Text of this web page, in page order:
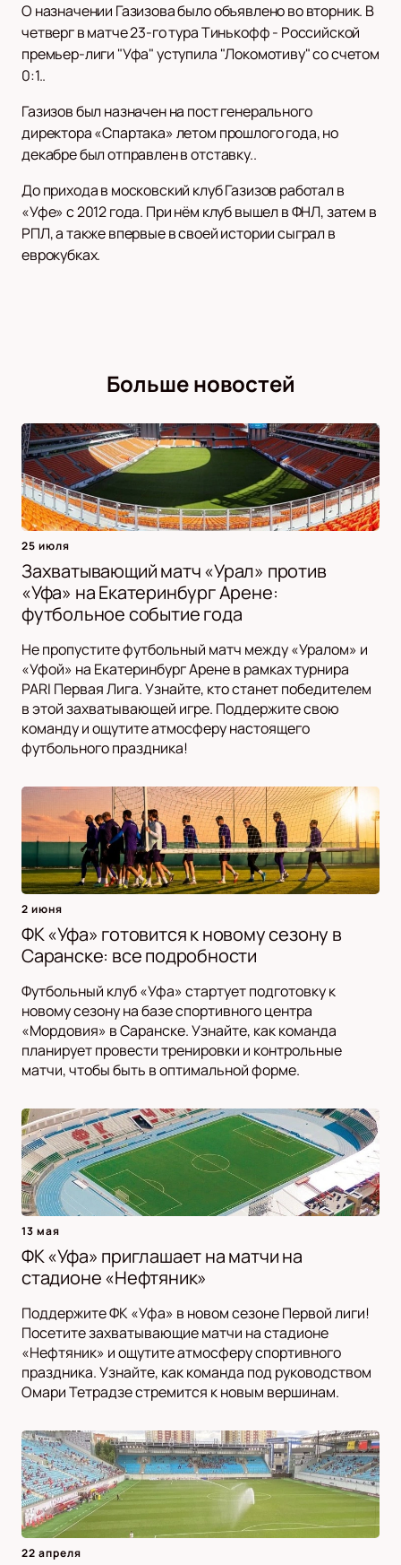
О назначении Газизова было объявлено во вторник. В
четверг в матче 23-го тура Тинькофф - Российской
премьер-лиги "Уфа" уступила "Локомотиву" со счетом
0:1..
Газизов был назначен на пост генерального
директора «Спартака» летом прошлого года, но
декабре был отправлен в отставку..
До прихода в московский клуб Газизов работал в
«Уфе» с 2012 года. При нём клуб вышел в ФНЛ, затем в
РПЛ, а также впервые в своей истории сыграл в
еврокубках.
Больше новостей
25 июля
Захватывающий матч «Урал» против
«Уфа» на Екатеринбург Арене:
футбольное событие года
Не пропустите футбольный матч между «Уралом» и
«Уфой» на Екатеринбург Арене в рамках турнира
PARI Первая Лига. Узнайте, кто станет победителем
в этой захватывающей игре. Поддержите свою
команду и ощутите атмосферу настоящего
футбольного праздника!
2 июня
ФК «Уфа» готовится к новому сезону в
Саранске: все подробности
Футбольный клуб «Уфа» стартует подготовку к
новому сезону на базе спортивного центра
«Мордовия» в Саранске. Узнайте, как команда
планирует провести тренировки и контрольные
матчи, чтобы быть в оптимальной форме.
13 мая
ФК «Уфа» приглашает на матчи на
стадионе «Нефтяник»
Поддержите ФК «Уфа» в новом сезоне Первой лиги!
Посетите захватывающие матчи на стадионе
«Нефтяник» и ощутите атмосферу спортивного
праздника. Узнайте, как команда под руководством
Омари Тетрадзе стремится к новым вершинам.
22 апреля